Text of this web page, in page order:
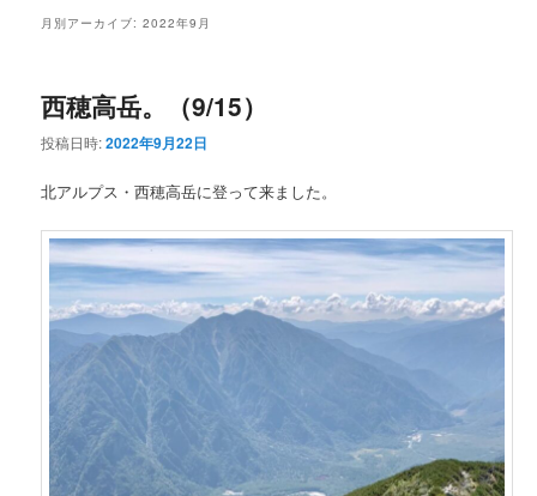
コ
ン
ツ
へ
移
動
ン
ツ
へ
移
動
月別アーカイブ:2022年9月
西穂高岳。（9/15）
投稿日時:2022年9月22日
北アルプス・西穂高岳に登って来ました。